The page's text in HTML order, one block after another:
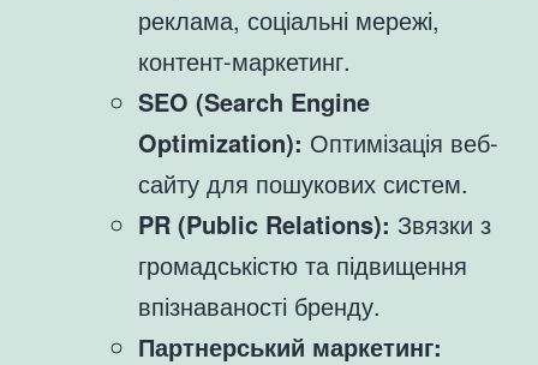
реклама, соціальні мережі,
контент-маркетинг.
SEO (Search Engine
Optimization): Оптимізація веб-
сайту для пошукових систем.
PR (Public Relations): Звязки з
громадськістю та підвищення
впізнаваності бренду.
Партнерський маркетинг: